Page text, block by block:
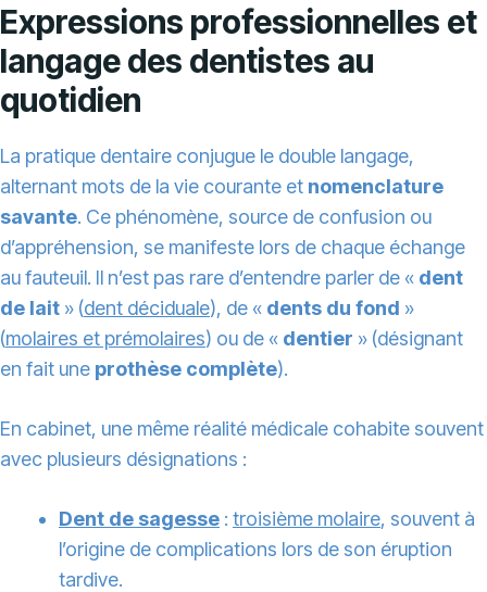
Expressions professionnelles et
langage des dentistes au
quotidien
La pratique dentaire conjugue le double langage,
alternant mots de la vie courante et nomenclature
savante. Ce phénomène, source de confusion ou
d’appréhension, se manifeste lors de chaque échange
au fauteuil. Il n’est pas rare d’entendre parler de « dent
de lait » (dent déciduale), de « dents du fond »
(molaires et prémolaires) ou de « dentier » (désignant
en fait une prothèse complète).
En cabinet, une même réalité médicale cohabite souvent
avec plusieurs désignations :
Dent de sagesse : troisième molaire, souvent à
l’origine de complications lors de son éruption
tardive.